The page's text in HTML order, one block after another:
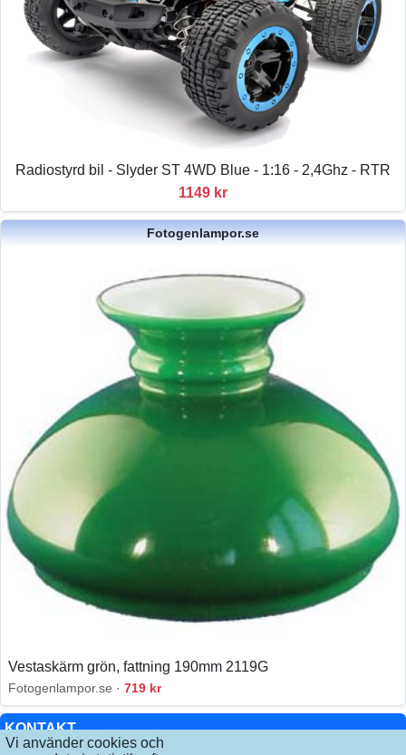
Vi använder cookies och
KONTAKT
Radiostyrd bil - Slyder ST 4WD Blue - 1:16 - 2,4Ghz - RTR
1149 kr
Fotogenlampor.se
Vestaskärm grön, fattning 190mm 2119G
Fotogenlampor.se · 719 kr